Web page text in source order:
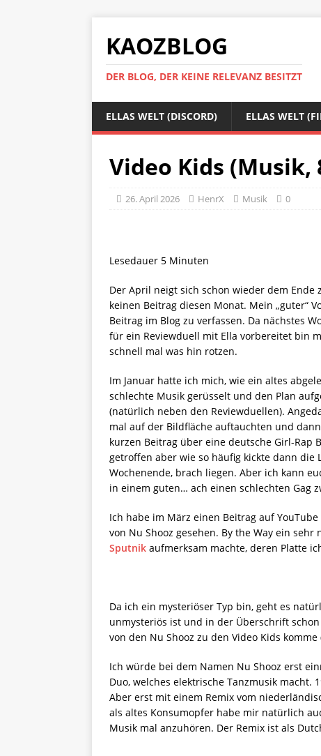
KAOZBLOG
DER BLOG, DER KEINE RELEVANZ BESITZT
ELLAS WELT (DISCORD) ELLAS WELT
Video Kids (Musik,
26. April 2026 HenrX Musik 0
Lesedauer 5 Minuten
Der April neigt sich schon wieder dem
keinen Beitrag diesen Monat. Mein „guter“
Beitrag im Blog zu verfassen. Da nächstes
für ein Reviewduell mit Ella vorbereitet bin
schnell mal was hin rotzen.
Im Januar hatte ich mich, wie ein altes
schlechte Musik gerüsselt und den Plan
(natürlich neben den Reviewduellen).
mal auf der Bildfläche auftauchten und
kurzen Beitrag über eine deutsche Girl-Rap
getroffen aber wie so häufig kickte dann die
Wochenende, brach liegen. Aber ich kann
in einem guten… ach einen schlechten Gag
Ich habe im März einen Beitrag auf
von Nu Shooz gesehen. By the Way ein
Sputnik aufmerksam machte, deren Platte
Da ich ein mysteriöser Typ bin, geht es
unmysteriös ist und in der Überschrift
von den Nu Shooz zu den Video Kids komme
Ich würde bei dem Namen Nu Shooz erst
Duo, welches elektrische Tanzmusik macht.
Aber erst mit einem Remix vom
als altes Konsumopfer habe mir natürlich
Musik mal anzuhören. Der Remix ist als